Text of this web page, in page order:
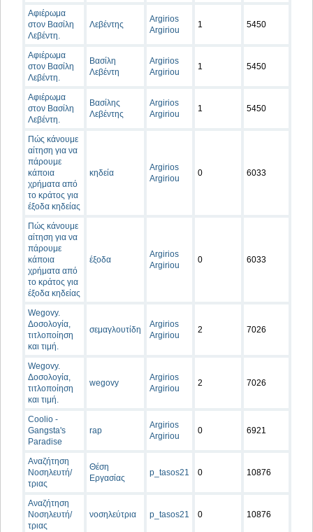
Αφιέρωμα
στον Βασίλη
Λεβέντη.
Λεβέντης
Argirios
Argiriou
1 5450
Αφιέρωμα
στον Βασίλη
Λεβέντη.
Βασίλη
Λεβέντη
Argirios
Argiriou
1 5450
Αφιέρωμα
στον Βασίλη
Λεβέντη.
Βασίλης
Λεβέντης
Argirios
Argiriou
1 5450
Πώς κάνουμε
αίτηση για να
πάρουμε
κάποια
χρήματα από
το κράτος για
έξοδα κηδείας
κηδεία
Argirios
Argiriou
0 6033
Πώς κάνουμε
αίτηση για να
πάρουμε
κάποια
χρήματα από
το κράτος για
έξοδα κηδείας
έξοδα
Argirios
Argiriou
0 6033
Wegovy.
Δοσολογία,
τιτλοποίηση
και τιμή.
σεμαγλουτίδη
Argirios
Argiriou
2 7026
Wegovy.
Δοσολογία,
τιτλοποίηση
και τιμή.
wegovy
Argirios
Argiriou
2 7026
Coolio -
Gangsta's
Paradise
rap
Argirios
Argiriou
0 6921
Αναζήτηση
Νοσηλευτή/
τριας
Θέση
Εργασίας
p_tasos21 0 10876
Αναζήτηση
Νοσηλευτή/
τριας
νοσηλεύτρια p_tasos21 0 10876